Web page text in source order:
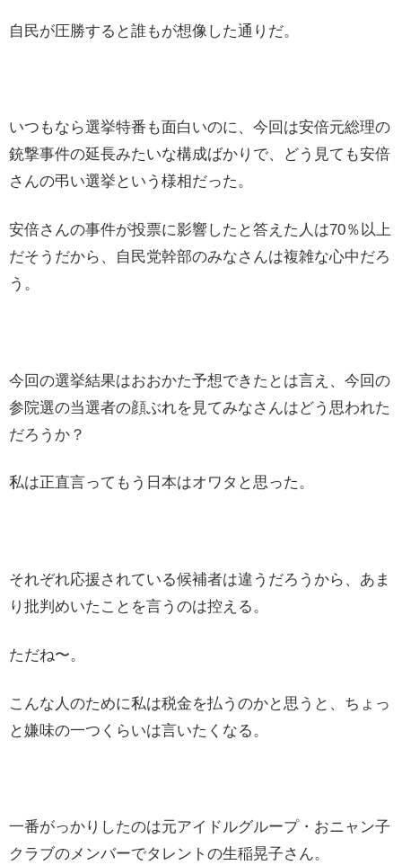
自民が圧勝すると誰もが想像した通りだ。
いつもなら選挙特番も面白いのに、今回は安倍元総理の
銃撃事件の延長みたいな構成ばかりで、どう見ても安倍
さんの弔い選挙という様相だった。
安倍さんの事件が投票に影響したと答えた人は70％以上
だそうだから、自民党幹部のみなさんは複雑な心中だろ
う。
今回の選挙結果はおおかた予想できたとは言え、今回の
参院選の当選者の顔ぶれを見てみなさんはどう思われた
だろうか？
私は正直言ってもう日本はオワタと思った。
それぞれ応援されている候補者は違うだろうから、あま
り批判めいたことを言うのは控える。
ただね〜。
こんな人のために私は税金を払うのかと思うと、ちょっ
と嫌味の一つくらいは言いたくなる。
一番がっかりしたのは元アイドルグループ・おニャン子
クラブのメンバーでタレントの生稲晃子さん。